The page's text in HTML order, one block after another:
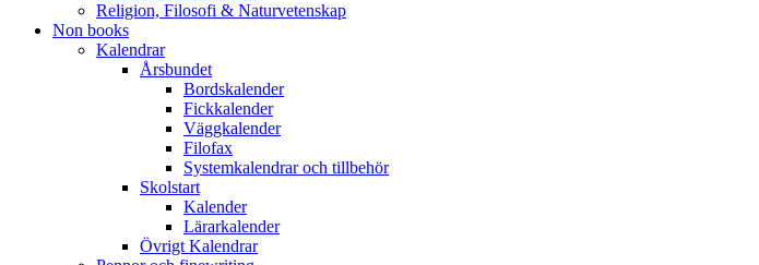
Religion, Filosofi & Naturvetenskap
Non books
Kalendrar
Årsbundet
Bordskalender
Fickkalender
Väggkalender
Filofax
Systemkalendrar och tillbehör
Skolstart
Kalender
Lärarkalender
Övrigt Kalendrar